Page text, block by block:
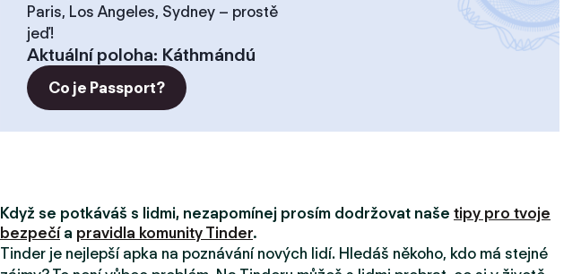
Paris, Los Angeles, Sydney – prostě
jeď!
Aktuální poloha: Káthmándú
Co je Passport?
Když se potkáváš s lidmi, nezapomínej prosím dodržovat naše tipy pro tvoje
bezpečía pravidla komunity Tinder.
Tinder je nejlepší apka na poznávání nových lidí. Hledáš někoho, kdo má stejné